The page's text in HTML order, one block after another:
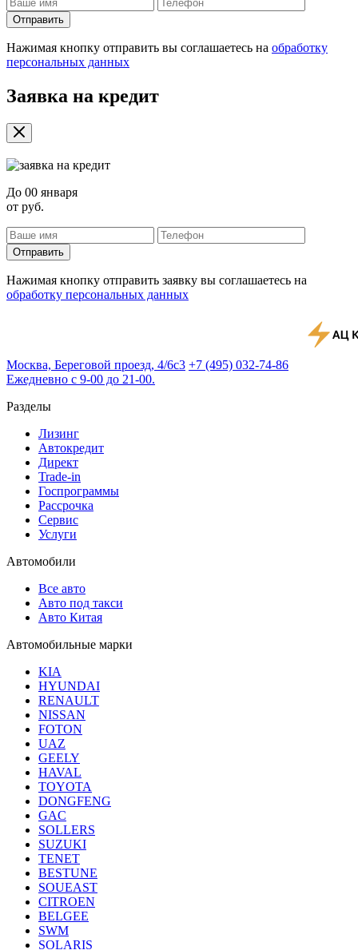
Отправить
Нажимая кнопку отправить вы соглашаетесь на обработку
персональных данных
Заявка на кредит
До 00 января
от руб.
Отправить
Нажимая кнопку отправить заявку вы соглашаетесь на
обработку персональных данных
Москва, Береговой проезд, 4/6с3 +7 (495) 032-74-86
Ежедневно с 9-00 до 21-00.
Разделы
Лизинг
Автокредит
Директ
Trade-in
Госпрограммы
Рассрочка
Сервис
Услуги
Автомобили
Все авто
Авто под такси
Авто Китая
Автомобильные марки
KIA
HYUNDAI
RENAULT
NISSAN
FOTON
UAZ
GEELY
HAVAL
TOYOTA
DONGFENG
GAC
SOLLERS
SUZUKI
TENET
BESTUNE
SOUEAST
CITROEN
BELGEE
SWM
SOLARIS